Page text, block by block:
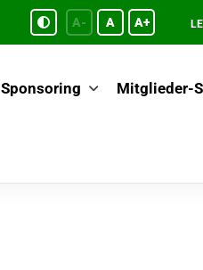
A- A A+
Sponsoring Mitglieder-